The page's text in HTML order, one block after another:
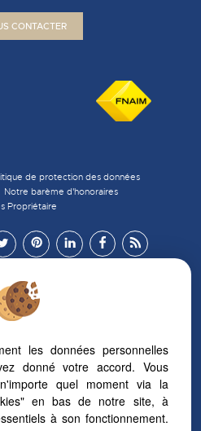
CONTACTER
de protection des données
Notre barème d'honoraires
Propriétaire
un confort de lecture permanent,
votre tablette ou votre smartphone,
automatiquement aux différents types
d'écrans
les données personnelles
donné votre accord. Vous
quel moment via la
en bas de notre site, à
à son fonctionnement.